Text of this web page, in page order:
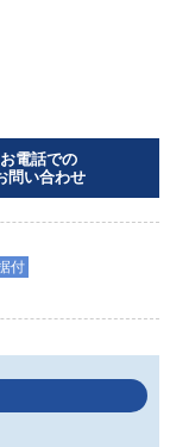
お電話での
問い合わせ
付